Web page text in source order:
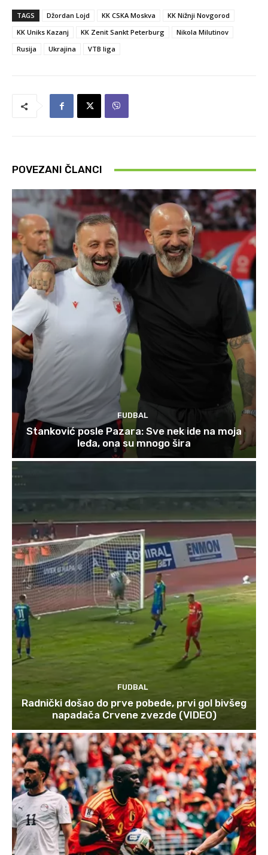
TAGS Džordan Lojd KK CSKA Moskva
KK Nižnji Novgorod
KK Uniks Kazanj
KK Zenit Sankt Peterburg
Nikola Milutinov
Rusija
Ukrajina VTB liga
POVEZANI ČLANCI
FUDBAL
Stanković posle Pazara: Sve nek ide na moja
leđa, ona su mnogo šira
FUDBAL
Radnički došao do prve pobede, prvi gol bivšeg
napadača Crvene zvezde (VIDEO)